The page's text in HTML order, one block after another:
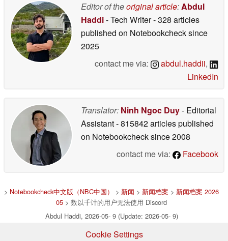
Editor of theoriginal article:Abdul
Haddi- Tech Writer- 328 articles
published on Notebookchecksince
2025
contact me via:
abdul.haddii,
LinkedIn
Translator: Ninh Ngoc Duy- Editorial
Assistant- 815842 articles published
on Notebookchecksince 2008
contact me via:
Facebook
> Notebookcheck中文版（NBC中国） > 新闻 > 新闻档案 > 新闻档案 2026
05 > 数以千计的用户无法使用 Discord
Abdul Haddi, 2026-05- 9 (Update: 2026-05- 9)
Cookie Settings